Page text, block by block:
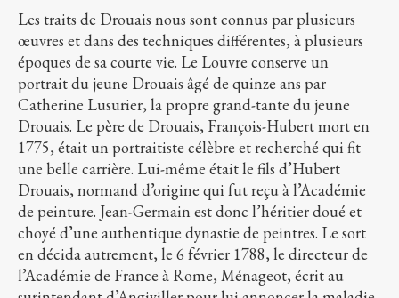
Les traits de Drouais nous sont connus par plusieurs
œuvres et dans des techniques différentes, à plusieurs
époques de sa courte vie. Le Louvre conserve un
portrait du jeune Drouais âgé de quinze ans par
Catherine Lusurier, la propre grand-tante du jeune
Drouais. Le père de Drouais, François-Hubert mort en
1775, était un portraitiste célèbre et recherché qui fit
une belle carrière. Lui-même était le fils d’Hubert
Drouais, normand d’origine qui fut reçu à l’Académie
de peinture. Jean-Germain est donc l’héritier doué et
choyé d’une authentique dynastie de peintres. Le sort
en décida autrement, le 6 février 1788, le directeur de
l’Académie de France à Rome, Ménageot, écrit au